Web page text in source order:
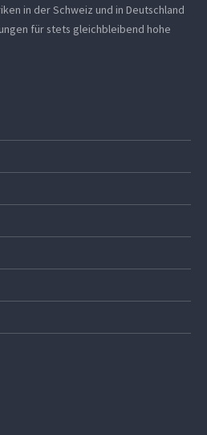
in der Schweiz und in Deutschland
für stets gleichbleibend hohe